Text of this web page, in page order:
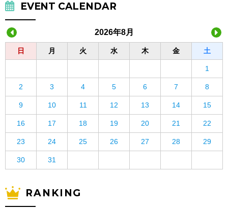
EVENT CALENDAR
2026年8月
日 月 火 水 木 金 土
1
2 3 4 5 6 7 8
9 10 11 12 13 14 15
16 17 18 19 20 21 22
23 24 25 26 27 28 29
30 31
RANKING